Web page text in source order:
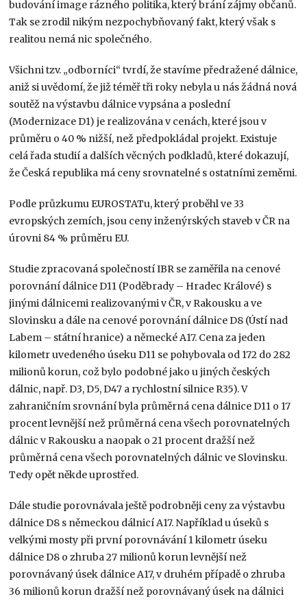
budování image rázného politika, který brání zájmy občanů.
Tak se zrodil nikým nezpochybňovaný fakt, který však s
realitou nemá nic společného.
Všichni tzv. „odborníci“ tvrdí, že stavíme předražené dálnice,
aniž si uvědomí, že již téměř tři roky nebyla u nás žádná nová
soutěž na výstavbu dálnice vypsána a poslední
(Modernizace D1) je realizována v cenách, které jsou v
průměru o 40 % nižší, než předpokládal projekt. Existuje
celá řada studií a dalších věcných podkladů, které dokazují,
že Česká republika má ceny srovnatelné s ostatními zeměmi.
Podle průzkumu EUROSTATu, který proběhl ve 33
evropských zemích, jsou ceny inženýrských staveb v ČR na
úrovni 84 % průměru EU.
Studie zpracovaná společností IBR se zaměřila na cenové
porovnání dálnice D11 (Poděbrady – Hradec Králové) s
jinými dálnicemi realizovanými v ČR, v Rakousku a ve
Slovinsku a dále na cenové porovnání dálnice D8 (Ústí nad
Labem – státní hranice) a německé A17. Cena za jeden
kilometr uvedeného úseku D11 se pohybovala od 172 do 282
milionů korun, což bylo podobné jako u jiných českých
dálnic, např. D3, D5, D47 a rychlostní silnice R35). V
zahraničním srovnání byla průměrná cena dálnice D11 o 17
procent levnější než průměrná cena všech porovnatelných
dálnic v Rakousku a naopak o 21 procent dražší než
průměrná cena všech porovnatelných dálnic ve Slovinsku.
Tedy opět někde uprostřed.
Dále studie porovnávala ještě podrobněji ceny za výstavbu
dálnice D8 s německou dálnicí A17. Například u úseků s
velkými mosty při první porovnávání 1 kilometr úseku
dálnice D8 o zhruba 27 milionů korun levnější než
porovnávaný úsek dálnice A17, v druhém případě o zhruba
36 milionů korun dražší než porovnávaný úsek na dálnici